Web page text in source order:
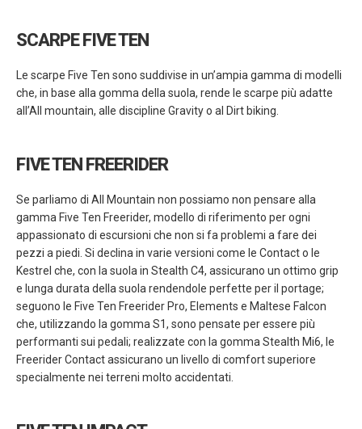
SCARPE FIVE TEN
Le scarpe Five Ten sono suddivise in un’ampia gamma di modelli
che, in base alla gomma della suola, rende le scarpe più adatte
all’All mountain, alle discipline Gravity o al Dirt biking.
FIVE TEN FREERIDER
Se parliamo di All Mountain non possiamo non pensare alla
gamma Five Ten Freerider, modello di riferimento per ogni
appassionato di escursioni che non si fa problemi a fare dei
pezzi a piedi. Si declina in varie versioni come le Contact o le
Kestrel che, con la suola in Stealth C4, assicurano un ottimo grip
e lunga durata della suola rendendole perfette per il portage;
seguono le Five Ten Freerider Pro, Elements e Maltese Falcon
che, utilizzando la gomma S1, sono pensate per essere più
performanti sui pedali; realizzate con la gomma Stealth Mi6, le
Freerider Contact assicurano un livello di comfort superiore
specialmente nei terreni molto accidentati.